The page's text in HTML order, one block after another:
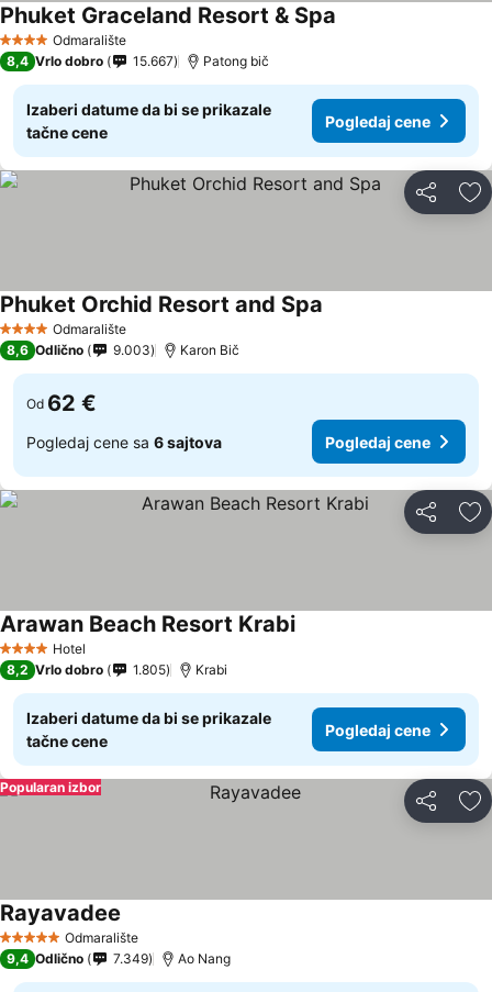
4 ZvezdiceOdmaralište
Phuket Graceland Resort & Spa
8,4 Vrlo dobro 15.667 Patong bič
Izaberi datume da bi se prikazale
tačne cene
Pogledaj cene
Deli
4 ZvezdiceOdmaralište
Phuket Orchid Resort and Spa
8,6 Odlično 9.003 Karon Bič
Od 62 €
Pogledaj cene sa 6 sajtova Pogledaj cene
Deli
4 ZvezdiceHotel
Arawan Beach Resort Krabi
8,2 Vrlo dobro 1.805 Krabi
Izaberi datume da bi se prikazale
tačne cene
Pogledaj cene
Deli
Popularan izbor
5 ZvezdiceOdmaralište
Rayavadee
9,4 Odlično 7.349 Ao Nang